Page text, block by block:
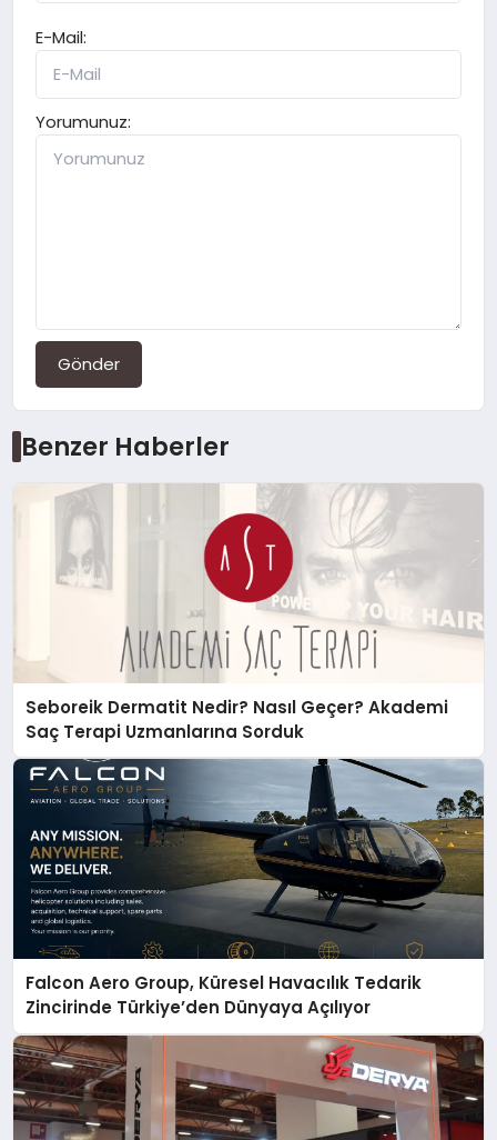
E-Mail:
Yorumunuz:
Gönder
Benzer Haberler
Seboreik Dermatit Nedir? Nasıl Geçer? Akademi
Saç Terapi Uzmanlarına Sorduk
Falcon Aero Group, Küresel Havacılık Tedarik
Zincirinde Türkiye’den Dünyaya Açılıyor